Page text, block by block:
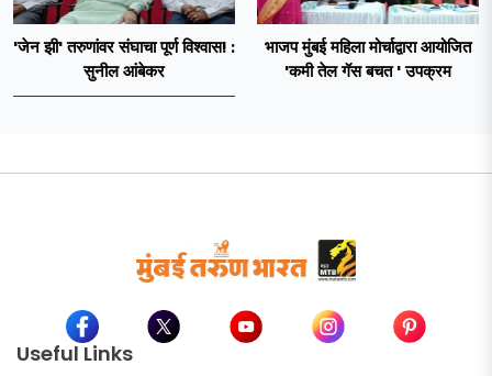
'जेन झी' तरुणांवर संघाचा पूर्ण विश्वास! :
सुनील आंबेकर
भाजप मुंबई महिला मोर्चाद्वारा आयोजित
'कमी तेल गॅस बचत ' उपक्रम
Useful Links